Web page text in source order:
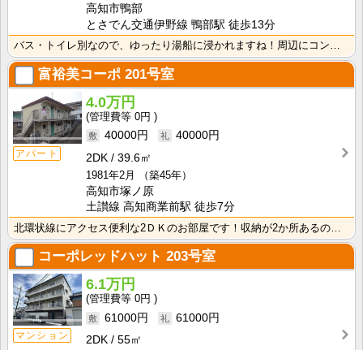
高知市鴨部
とさでん交通伊野線 鴨部駅 徒歩13分
バス・トイレ別なので、ゆったり湯船に浸かれますね！周辺にコンビニやスーパー、飲食店がり生活に困りませ･･･
富裕美コーポ 201号室
アパート
4.0万円
0円
40000円
40000円
2DK
39.6㎡
1981年2月
（築45年）
高知市塚ノ原
土讃線 高知商業前駅 徒歩7分
コーポレッドハット 203号室
マンション
6.1万円
0円
61000円
61000円
2DK
55㎡